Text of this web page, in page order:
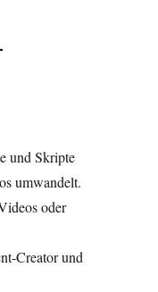
und Skripte
umwandelt.
oder
Creator und